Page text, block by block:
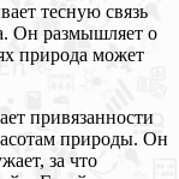
тесную связь
Он размышляет о
природа может
привязанности
природы. Он
за что